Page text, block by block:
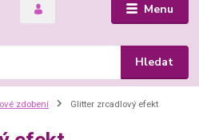
Menu
Hledat
zdobení Glitter zrcadlový efekt